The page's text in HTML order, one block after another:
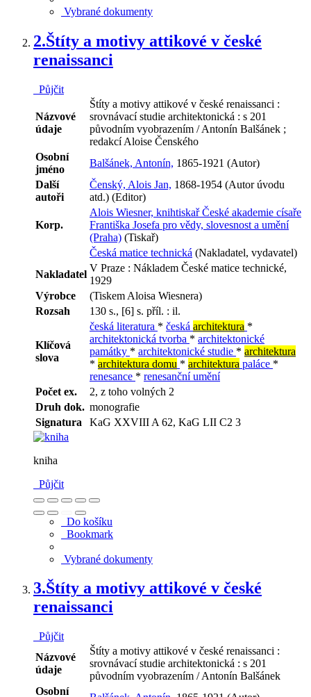
Vybrané dokumenty
2.Štíty a motivy attikové v české
renaissanci
Půjčit
Názvové
údaje
Štíty a motivy attikové v české renaissanci :
srovnávací studie architektonická : s 201
původním vyobrazením / Antonín Balšánek ;
redakcí Aloise Čenského
Osobní
jméno
Balšánek, Antonín, 1865-1921 (Autor)
Další
autoři
Čenský, Alois Jan, 1868-1954 (Autor úvodu
atd.) (Editor)
Korp.
Alois Wiesner, knihtiskař České akademie císaře
Františka Josefa pro vědy, slovesnost a umění
(Praha) (Tiskař)
Česká matice technická (Nakladatel, vydavatel)
Nakladatel
V Praze : Nákladem České matice technické,
1929
Výrobce
(Tiskem Aloisa Wiesnera)
Rozsah
130 s., [6] s. příl. : il.
Klíčová
slova
česká literatura * česká architektura *
architektonická tvorba * architektonické
památky * architektonické studie * architektura
* architektura domu * architektura paláce *
renesance * renesanční umění
Počet ex.
2, z toho volných 2
Druh dok. monografie
Signatura
KaG XXVIII A 62, KaG LII C2 3
kniha
Půjčit
Do košíku
Bookmark
Vybrané dokumenty
3.Štíty a motivy attikové v české
renaissanci
Půjčit
Názvové
údaje
Štíty a motivy attikové v české renaissanci :
srovnávací studie architektonická : s 201
původním vyobrazením / Antonín Balšánek
Osobní